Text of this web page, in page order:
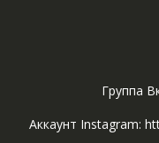
Группа
Аккаунт Instagram: